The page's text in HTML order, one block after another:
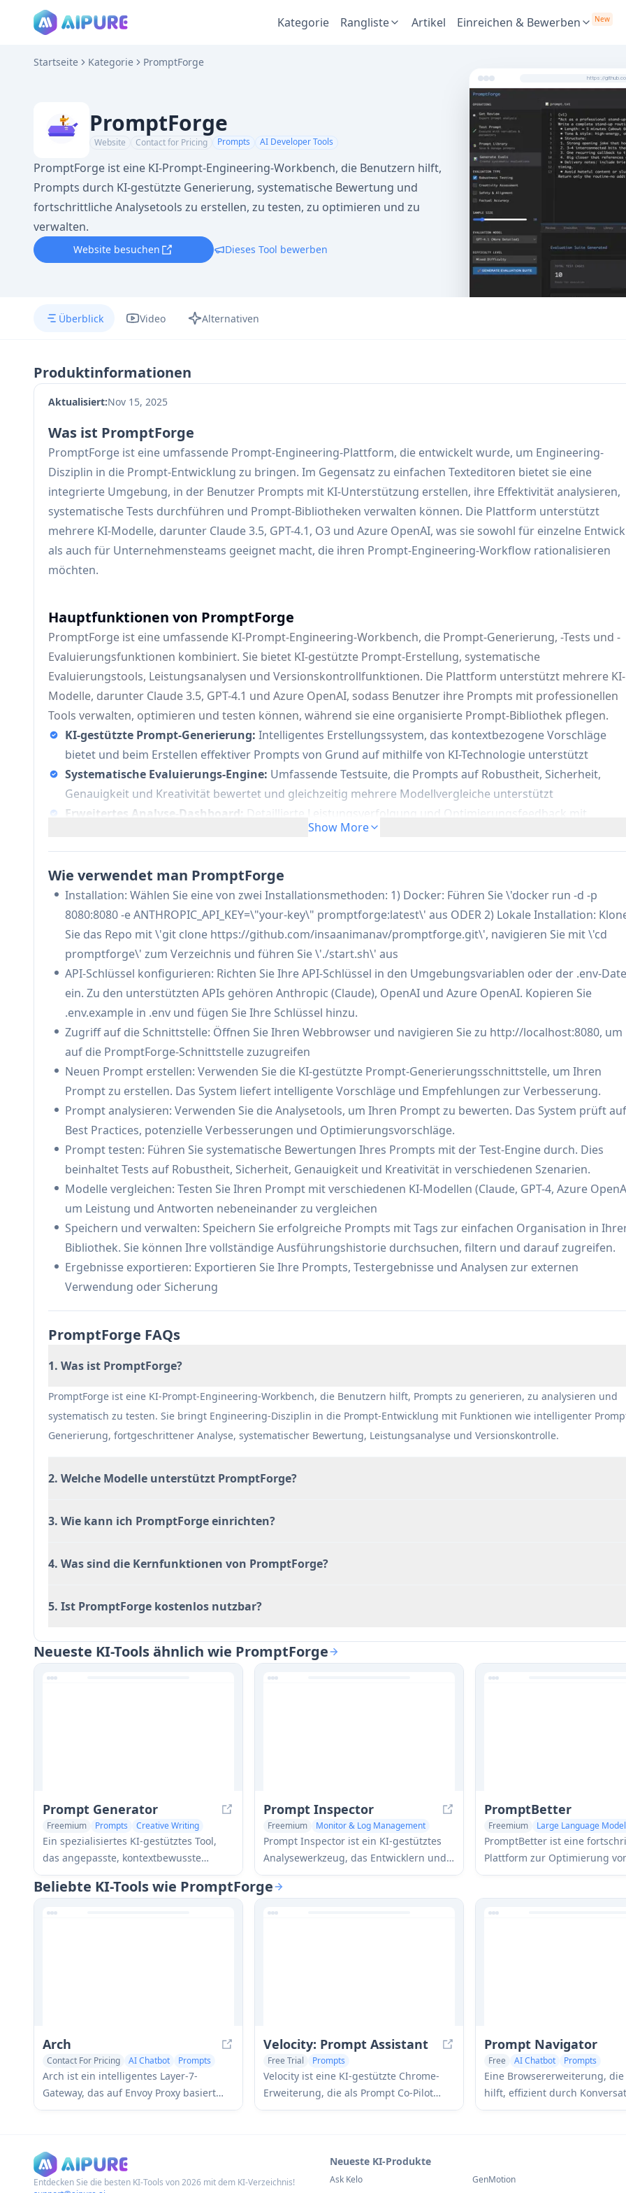
Kategorie Rangliste Artikel Einreichen & Bewerben New
Startseite Kategorie PromptForge
PromptForge
Website Contact for Pricing Prompts AI Developer Tools
PromptForge ist eine KI-Prompt-Engineering-Workbench, die Benutzern hilft,
Prompts durch KI-gestützte Generierung, systematische Bewertung und
fortschrittliche Analysetools zu erstellen, zu testen, zu optimieren und zu
verwalten.
Website besuchen Dieses Tool bewerben
https://
Überblick Video Alternativen
Produktinformationen
Aktualisiert:Nov 15, 2025
Was ist PromptForge
PromptForge ist eine umfassende Prompt-Engineering-Plattform, die entwickelt wurde, um Engineering-
Disziplin in die Prompt-Entwicklung zu bringen. Im Gegensatz zu einfachen Texteditoren bietet sie eine
integrierte Umgebung, in der Benutzer Prompts mit KI-Unterstützung erstellen, ihre Effektivität analysieren,
systematische Tests durchführen und Prompt-Bibliotheken verwalten können. Die Plattform unterstützt
mehrere KI-Modelle, darunter Claude 3.5, GPT-4.1, O3 und Azure OpenAI, was sie sowohl für einzelne
als auch für Unternehmensteams geeignet macht, die ihren Prompt-Engineering-Workflow rationalisieren
möchten.
Hauptfunktionen von PromptForge
PromptForge ist eine umfassende KI-Prompt-Engineering-Workbench, die Prompt-Generierung, -Tests und -
Evaluierungsfunktionen kombiniert. Sie bietet KI-gestützte Prompt-Erstellung, systematische
Evaluierungstools, Leistungsanalysen und Versionskontrollfunktionen. Die Plattform unterstützt mehrere KI-
Modelle, darunter Claude 3.5, GPT-4.1 und Azure OpenAI, sodass Benutzer ihre Prompts mit professionellen
Tools verwalten, optimieren und testen können, während sie eine organisierte Prompt-Bibliothek pflegen.
KI-gestützte Prompt-Generierung: Intelligentes Erstellungssystem, das kontextbezogene Vorschläge
bietet und beim Erstellen effektiver Prompts von Grund auf mithilfe von KI-Technologie unterstützt
Systematische Evaluierungs-Engine: Umfassende Testsuite, die Prompts auf Robustheit, Sicherheit,
Genauigkeit und Kreativität bewertet und gleichzeitig mehrere Modellvergleiche unterstützt
Erweitertes Analyse-Dashboard: Detaillierte Leistungsverfolgung und Optimierungsfeedback mit
umfassender Prompt-Evaluierungsbewertung und Best-Practice-Validierung
Prompt-Management-System:Organisierte Bibliothek mit Suchfunktion, Tagging-System, vollständiger
Ausführungshistorie und Import-/Exportfunktionen
Anwendungsfälle von PromptForge
Enterprise KI-Entwicklung: Teams können systematisch hochwertige Prompts für KI-
Produktionsanwendungen mit Versionskontroll- und Zusammenarbeitsfunktionen entwickeln, testen und
pflegen
Forschung und Wissenschaft: Forscher können die Effektivität von Prompts analysieren, vergleichende
Studien über verschiedene Modelle hinweg durchführen und Ergebnisse systematisch dokumentieren
Content-Erstellung: Content-Ersteller können Prompts entwickeln und optimieren, um konsistente,
qualitativ hochwertige Inhalte zu generieren und gleichzeitig eine Bibliothek bewährter Vorlagen zu
KI-Sicherheitstests: Sicherheitsteams können Prompts gründlich auf Verzerrungen, Widerstandsfähigkeit
gegen schädliche Inhalte und GrenzfÃ¤lle testen, bevor sie bereitgestellt werden
Vorteile
Umfassende Suite professioneller Prompt-Engineering-Tools
Unterstützung für mehrere führende KI-Modelle
Starker Fokus auf systematische Tests und Evaluierung
Nachteile
Benötigt API-Schlüssel für verschiedene Modelle, was kostspielig sein kann
Kann für Anfänger eine steile Lernkurve haben
Show More
Wie verwendet man PromptForge
Installation: Wählen Sie eine von zwei Installationsmethoden: 1) Docker: Führen Sie \'docker run -d -p
8080:8080 -e ANTHROPIC_API_KEY=\"your-key\" promptforge:latest\' aus ODER 2) Lokale Installation:
Sie das Repo mit \'git clone https://github.com/insaanimanav/promptforge.git\', navigieren Sie mit \'cd
promptforge\' zum Verzeichnis und führen Sie \'./start.sh\' aus
API-Schlüssel konfigurieren: Richten Sie Ihre API-Schlüssel in den Umgebungsvariablen oder der .env-
ein. Zu den unterstützten APIs gehören Anthropic (Claude), OpenAI und Azure OpenAI. Kopieren Sie
.env.example in .env und fügen Sie Ihre Schlüssel hinzu.
Zugriff auf die Schnittstelle: Öffnen Sie Ihren Webbrowser und navigieren Sie zu http://localhost:8080, um
auf die PromptForge-Schnittstelle zuzugreifen
Neuen Prompt erstellen: Verwenden Sie die KI-gestützte Prompt-Generierungsschnittstelle, um Ihren
Prompt zu erstellen. Das System liefert intelligente Vorschläge und Empfehlungen zur Verbesserung.
Prompt analysieren: Verwenden Sie die Analysetools, um Ihren Prompt zu bewerten. Das System prüft auf
Best Practices, potenzielle Verbesserungen und Optimierungsvorschläge.
Prompt testen: Führen Sie systematische Bewertungen Ihres Prompts mit der Test-Engine durch. Dies
beinhaltet Tests auf Robustheit, Sicherheit, Genauigkeit und Kreativität in verschiedenen Szenarien.
Modelle vergleichen: Testen Sie Ihren Prompt mit verschiedenen KI-Modellen (Claude, GPT-4, Azure
um Leistung und Antworten nebeneinander zu vergleichen
Speichern und verwalten: Speichern Sie erfolgreiche Prompts mit Tags zur einfachen Organisation in
Bibliothek. Sie können Ihre vollständige Ausführungshistorie durchsuchen, filtern und darauf zugreifen.
Ergebnisse exportieren: Exportieren Sie Ihre Prompts, Testergebnisse und Analysen zur externen
Verwendung oder Sicherung
PromptForge FAQs
1. Was ist PromptForge?
PromptForge ist eine KI-Prompt-Engineering-Workbench, die Benutzern hilft, Prompts zu generieren, zu analysieren und
systematisch zu testen. Sie bringt Engineering-Disziplin in die Prompt-Entwicklung mit Funktionen wie intelligenter
Generierung, fortgeschrittener Analyse, systematischer Bewertung, Leistungsanalyse und Versionskontrolle.
2. Welche Modelle unterstützt PromptForge?
3. Wie kann ich PromptForge einrichten?
4. Was sind die Kernfunktionen von PromptForge?
5. Ist PromptForge kostenlos nutzbar?
Neueste KI-Tools ähnlich wie PromptForge
Prompt Generator
Freemium Prompts Creative Writing
Ein spezialisiertes KI-gestütztes Tool,
das angepasste, kontextbewusste
Prompts in mehreren Bereichen wie
Schreiben, Kunst, Marketing,
Technologie und Geschäft generiert, um
Prompt Inspector
Freemium
Monitor & Log Management
Prompts
Prompt Inspector ist ein KI-gestütztes
Analysewerkzeug, das Entwicklern und
Unternehmen hilft, ihre LLM-
Interaktionen durch umfassende
Eingabeanalysen, Einblicke in das
PromptBetter
Freemium
Prompts
PromptBetter ist eine
Plattform zur Optimierung
Prompts, die Echtzeit-Prompt-
Modellwechselmöglichkeiten
Beliebte KI-Tools wie PromptForge
Arch
Contact For Pricing AI Chatbot Prompts
Arch ist ein intelligentes Layer-7-
Gateway, das auf Envoy Proxy basiert
und eine sichere Handhabung, robuste
mit APIs für den Aufbau schneller,
robuster und personalisierter KI-
Velocity: Prompt Assistant
Free Trial Prompts
Velocity ist eine KI-gestützte Chrome-
Erweiterung, die als Prompt Co-Pilot
fungiert, um unklare Anweisungen
ChatGPT, Claude und DeepSeek
umzuwandeln.
Prompt Navigator
Free AI Chatbot Prompts
Eine Browsererweiterung,
hilft, effizient durch
KI-Plattformen wie ChatGPT,
bietet.
Entdecken Sie die besten KI-Tools von 2026 mit dem KI-Verzeichnis!
Neueste KI-Produkte
Ask Kelo GenMotion